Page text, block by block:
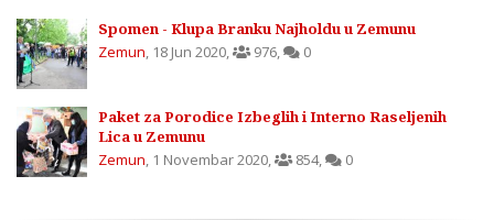
Spomen - Klupa Branku Najholdu u Zemunu
Zemun, 18 Jun 2020, 976, 0
Paket za Porodice Izbeglih i Interno Raseljenih
Lica u Zemunu
Zemun, 1 Novembar 2020, 854, 0